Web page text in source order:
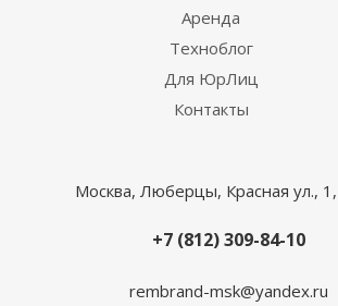
Аренда
Техноблог
Для ЮрЛиц
Контакты
Москва, Люберцы, Красная ул.,
+7 (812) 309-84-10
rembrand-msk@yandex.ru